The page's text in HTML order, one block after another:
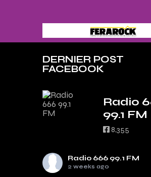
DERNIER POST
FACEBOOK
Radio
99.1 FM
8,355
Radio 666 99.1 FM
2 weeks ago